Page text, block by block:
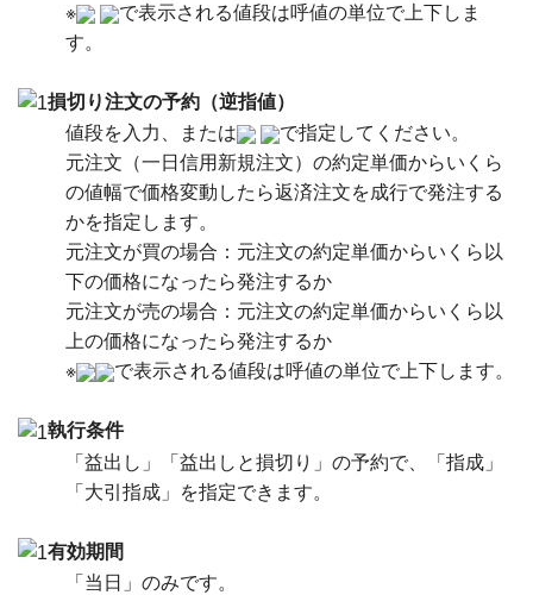
※
で表示される値段は呼値の単位で上下しま
す。
損切り注文の予約（逆指値）
値段を入力、または
で指定してください。
元注文（一日信用新規注文）の約定単価からいくら
の値幅で価格変動したら返済注文を成行で発注する
かを指定します。
元注文が買の場合：元注文の約定単価からいくら以
下の価格になったら発注するか
元注文が売の場合：元注文の約定単価からいくら以
上の価格になったら発注するか
※
で表示される値段は呼値の単位で上下します。
執行条件
「益出し」「益出しと損切り」の予約で、「指成」
「大引指成」を指定できます。
有効期間
「当日」のみです。